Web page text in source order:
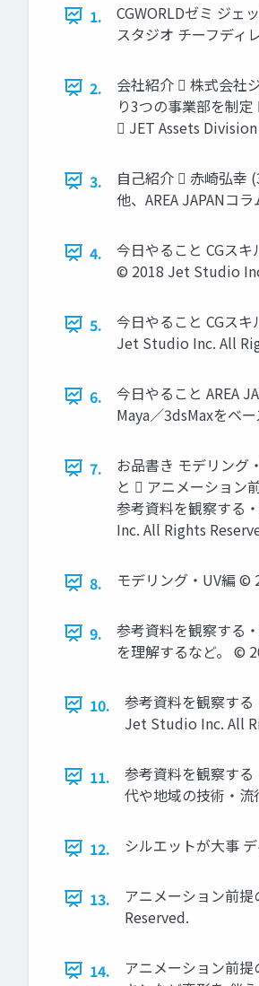
1.
CGWORLDゼミ ジ
スタジオ チーフデ
2.
会社紹介  株式会社
り3つの事業部を制
 JET Assets
3.
自己紹介  赤崎弘幸
他、AREA JAPANコ
4.
今日やること CGス
© 2018 Jet Studio
5.
今日やること CGス
Jet Studio Inc. All
6.
今日やること AREA
Maya／3dsMaxをベ
7.
お品書き モデリング
と  アニメーション
参考資料を観察する
Inc. All Rights
8. モデリング・UV編
9.
参考資料を観察する
を理解するなど。 ©
10.
参考資料を観察す
Jet Studio Inc. All
11.
参考資料を観察す
代や地域の技術・
12. シルエットが大事
13.
アニメーション前
Reserved.
14.
アニメーション前